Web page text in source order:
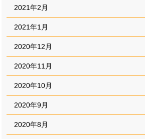
2021年2月
2021年1月
2020年12月
2020年11月
2020年10月
2020年9月
2020年8月